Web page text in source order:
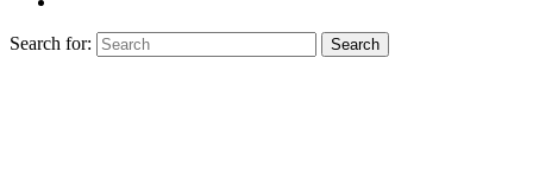
Search for: Search